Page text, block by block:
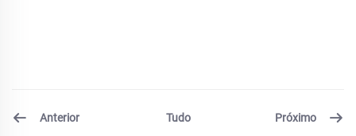
Anterior Tudo Próximo